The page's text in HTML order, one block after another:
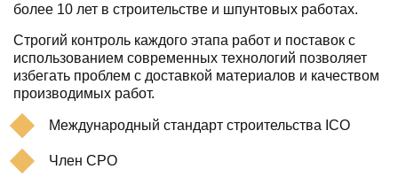
более 10 лет в строительстве и шпунтовых работах.
Строгий контроль каждого этапа работ и поставок с
использованием современных технологий позволяет
избегать проблем с доставкой материалов и качеством
производимых работ.
Международный стандарт строительства ICO
Член СРО